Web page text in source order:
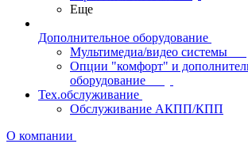
Еще
Дополнительное оборудование
Мультимедиа/видео системы
Опции "комфорт" и
оборудование
Тех.обслуживание
Обслуживание АКПП/КПП
О компании